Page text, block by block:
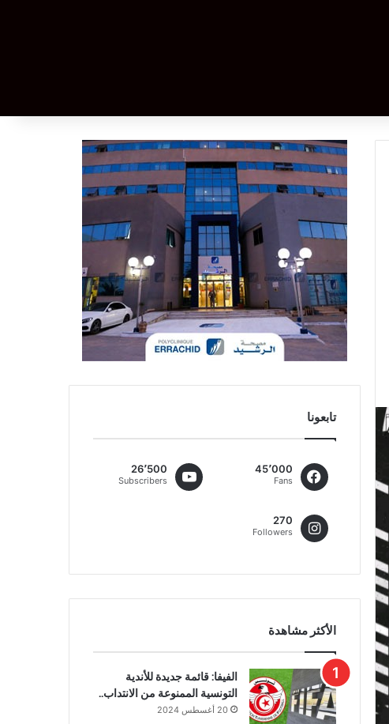
تابعونا
45٬000
Fans
26٬500
Subscribers
270
Followers
الأكثر مشاهدة
الفيفا: قائمة جديدة للأندية
التونسية الممنوعة من الانتداب..
20 أغسطس 2024